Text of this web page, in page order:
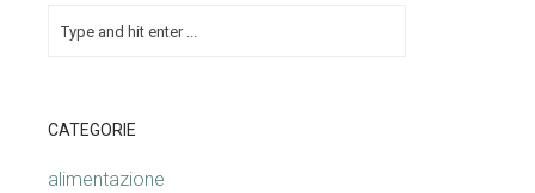
CATEGORIE
alimentazione